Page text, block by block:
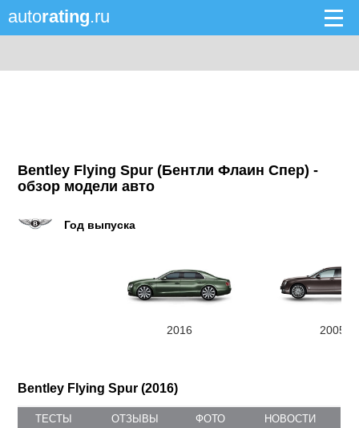
autorating.ru
Bentley Flying Spur (Бентли Флаин Спер) -
обзор модели авто
Год выпуска
2016 2005
Bentley Flying Spur (2016)
ТЕСТЫ ОТЗЫВЫ ФОТО НОВОСТИ